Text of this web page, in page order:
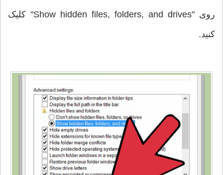
روی "Show hidden files, folders, and drives" کلیک
کنید.